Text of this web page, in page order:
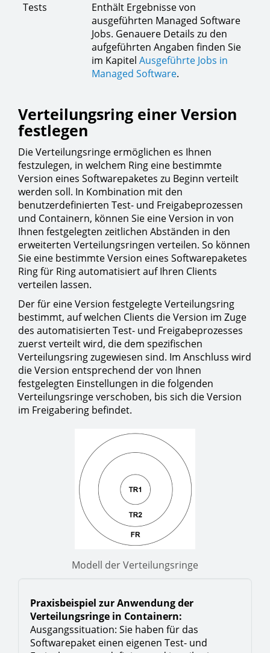
Tests
Enthält Ergebnisse von
ausgeführten Managed Software
Jobs. Genauere Details zu den
aufgeführten Angaben finden Sie
im Kapitel Ausgeführte Jobs in
Managed Software.
Verteilungsring einer Version
festlegen
Die Verteilungsringe ermöglichen es Ihnen
festzulegen, in welchem Ring eine bestimmte
Version eines Softwarepaketes zu Beginn verteilt
werden soll. In Kombination mit den
benutzerdefinierten Test- und Freigabeprozessen
und Containern, können Sie eine Version in von
Ihnen festgelegten zeitlichen Abständen in den
erweiterten Verteilungsringen verteilen. So können
Sie eine bestimmte Version eines Softwarepaketes
Ring für Ring automatisiert auf Ihren Clients
verteilen lassen.
Der für eine Version festgelegte Verteilungsring
bestimmt, auf welchen Clients die Version im Zuge
des automatisierten Test- und Freigabeprozesses
zuerst verteilt wird, die dem spezifischen
Verteilungsring zugewiesen sind. Im Anschluss wird
die Version entsprechend der von Ihnen
festgelegten Einstellungen in die folgenden
Verteilungsringe verschoben, bis sich die Version
im Freigabering befindet.
Modell der Verteilungsringe
Praxisbeispiel zur Anwendung der
Verteilungsringe in Containern:
Ausgangssituation: Sie haben für das
Softwarepaket einen eigenen Test- und